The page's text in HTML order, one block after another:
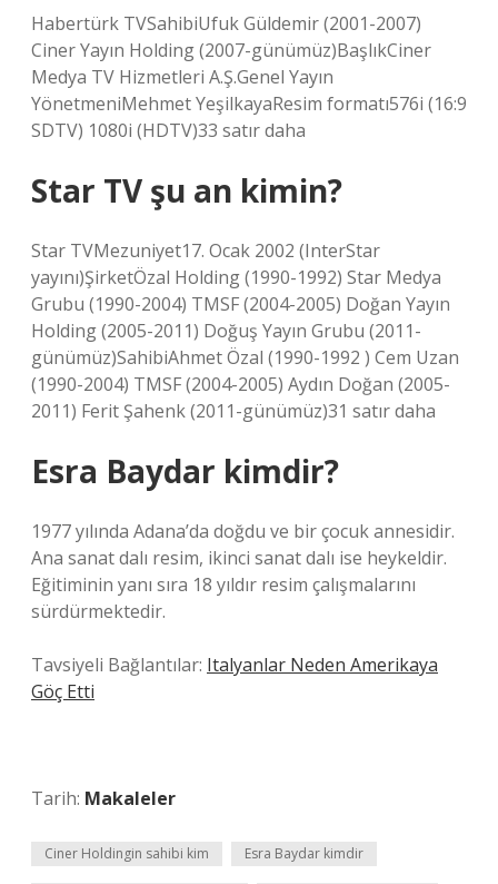
Habertürk TVSahibiUfuk Güldemir (2001-2007)
Ciner Yayın Holding (2007-günümüz)BaşlıkCiner
Medya TV Hizmetleri A.Ş.Genel Yayın
YönetmeniMehmet YeşilkayaResim formatı576i (16:9
SDTV) 1080i (HDTV)33 satır daha
Star TV şu an kimin?
Star TVMezuniyet17. Ocak 2002 (InterStar
yayını)ŞirketÖzal Holding (1990-1992) Star Medya
Grubu (1990-2004) TMSF (2004-2005) Doğan Yayın
Holding (2005-2011) Doğuş Yayın Grubu (2011-
günümüz)SahibiAhmet Özal (1990-1992 ) Cem Uzan
(1990-2004) TMSF (2004-2005) Aydın Doğan (2005-
2011) Ferit Şahenk (2011-günümüz)31 satır daha
Esra Baydar kimdir?
1977 yılında Adana’da doğdu ve bir çocuk annesidir.
Ana sanat dalı resim, ikinci sanat dalı ise heykeldir.
Eğitiminin yanı sıra 18 yıldır resim çalışmalarını
sürdürmektedir.
Tavsiyeli Bağlantılar: Italyanlar Neden Amerikaya
Göç Etti
Tarih: Makaleler
Ciner Holdingin sahibi kim Esra Baydar kimdir